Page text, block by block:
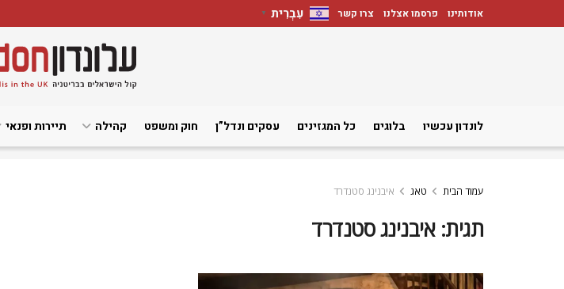
אודותינו פרסמו אצלנו צרו קשר עִבְרִית ▼
לונדון עכשיו בלוגים כל המגזינים עסקים ונדל”ן חוק ומשפט קהילה תיירות ופנאי
עמוד הבית טאג איבנינג סטנדרד
תגית:איבנינג סטנדרד